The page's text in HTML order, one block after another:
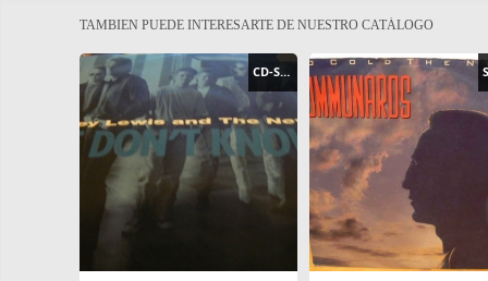
TAMBIEN PUEDE INTERESARTE DE NUESTRO CATÁLOGO
CD-SINGLE